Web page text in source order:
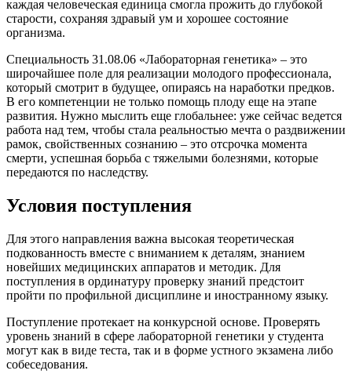
каждая человеческая единица смогла прожить до глубокой
старости, сохраняя здравый ум и хорошее состояние
организма.
Специальность 31.08.06 «Лабораторная генетика» – это
широчайшее поле для реализации молодого профессионала,
который смотрит в будущее, опираясь на наработки предков.
В его компетенции не только помощь плоду еще на этапе
развития. Нужно мыслить еще глобальнее: уже сейчас ведется
работа над тем, чтобы стала реальностью мечта о раздвижении
рамок, свойственных сознанию – это отсрочка момента
смерти, успешная борьба с тяжелыми болезнями, которые
передаются по наследству.
Условия поступления
Для этого направления важна высокая теоретическая
подкованность вместе с вниманием к деталям, знанием
новейших медицинских аппаратов и методик. Для
поступления в ординатуру проверку знаний предстоит
пройти по профильной дисциплине и иностранному языку.
Поступление протекает на конкурсной основе. Проверять
уровень знаний в сфере лабораторной генетики у студента
могут как в виде теста, так и в форме устного экзамена либо
собеседования.